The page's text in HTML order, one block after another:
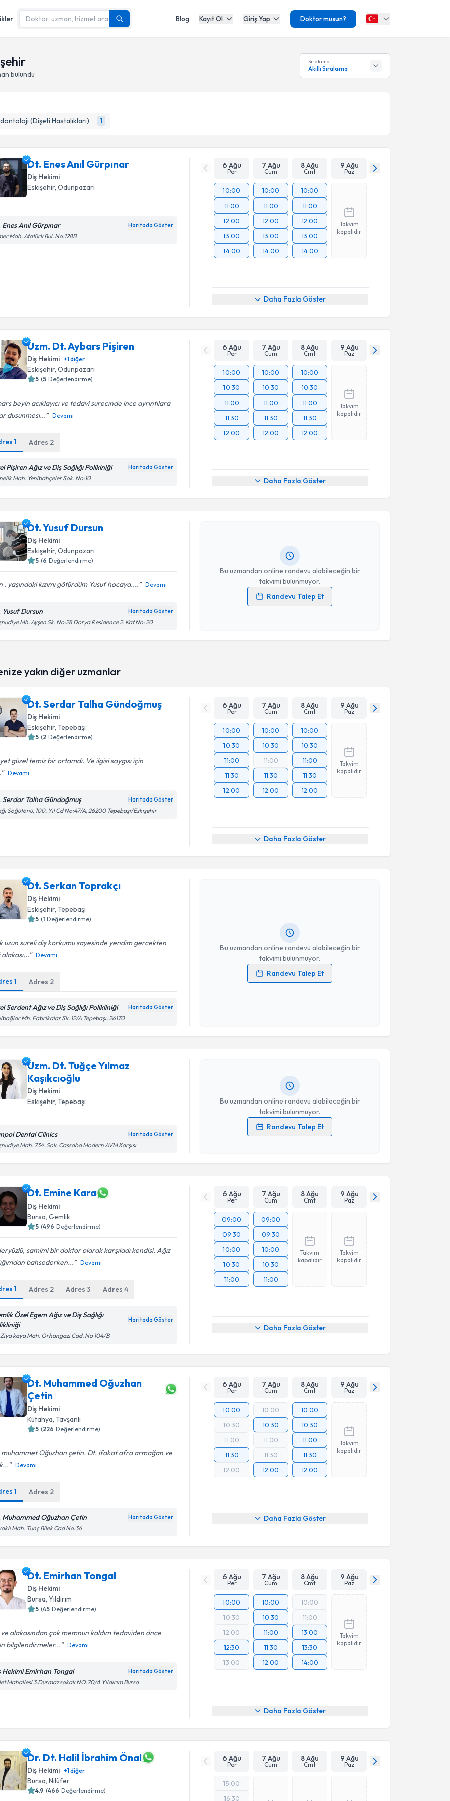
Blog Kayıt Ol Giriş Yap Doktor musun?
bulundu
Sıralama
Akıllı Sıralama
(Dişeti Hastalıkları) 1
Dt. Enes Anıl Gürpınar
Diş Hekimi
Eskişehir, Odunpazarı
Enes Anıl Gürpınar Haritada Göster
Mah. Atatürk Bul. No:128B
6 Ağu
Per
7 Ağu
Cum
8 Ağu
Cmt
9 Ağu
Paz
10:00
11:00
12:00
13:00
14:00
10:00
11:00
12:00
13:00
14:00
10:00
11:00
12:00
13:00
14:00
Takvim
kapalıdır
Daha Fazla Göster
Uzm. Dt. Aybars Pişiren
Diş Hekimi +1diğer
Eskişehir, Odunpazarı
5 (5 Değerlendirme)
beyin acıklayıcı ve tedavi surecınde ince ayrıntılara
dusunmesı...
Devamı
1 Adres 2
Pişiren Ağız ve Diş Sağlığı Polikiniği Haritada Göster
Mah. Yenibahçeler Sok. No:10
6 Ağu
Per
7 Ağu
Cum
8 Ağu
Cmt
9 Ağu
Paz
10:00
10:30
11:00
11:30
12:00
10:00
10:30
11:00
11:30
12:00
10:00
10:30
11:00
11:30
12:00
Takvim
kapalıdır
Daha Fazla Göster
Dt. Yusuf Dursun
Diş Hekimi
Eskişehir, Odunpazarı
5 (6 Değerlendirme)
. yaşındaki kızımı götürdüm Yusuf hocaya.... Devamı
Yusuf Dursun Haritada Göster
Mh. Ayşen Sk. No:28 Dorya Residence 2. Kat No: 20
Bu uzmandan online randevu alabileceğin bir
takvimi bulunmuyor.
Randevu Talep Et
Randevu Takvimi Talebi
Kişisel verilerimin işlenmesine ilişkinAydınlatma Metni
yakın diğer uzmanlar
Dt. Serdar Talha Gündoğmuş
Diş Hekimi
Eskişehir, Tepebaşı
5 (2 Değerlendirme)
güzel temiz bir ortamdı. Ve ilgisi saygısı için
Devamı
Serdar Talha Gündoğmuş Haritada Göster
Söğütönü, 100. Yıl Cd No:47/A, 26200 Tepebaşı/Eskişehir
6 Ağu
Per
7 Ağu
Cum
8 Ağu
Cmt
9 Ağu
Paz
10:00
10:30
11:00
11:30
12:00
10:00
10:30
11:00
11:30
12:00
10:00
10:30
11:00
11:30
12:00
Takvim
kapalıdır
Daha Fazla Göster
Dt. Serkan Toprakçı
Diş Hekimi
Eskişehir, Tepebaşı
5 (1 Değerlendirme)
uzun sureli diş korkumu sayesinde yendim gercekten
Devamı
1 Adres 2
Serdent Ağız ve Diş Sağlığı Polikliniği Haritada Göster
Mh. Fabrikalar Sk. 12/A Tepebaşı, 26170
Bu uzmandan online randevu alabileceğin bir
takvimi bulunmuyor.
Randevu Talep Et
Kişisel verilerimin işlenmesine ilişkinAydınlatma Metni
Takvim Talebini Gönder
Uzm. Dt. Tuğçe Yılmaz
Kaşıkcıoğlu
Diş Hekimi
Eskişehir, Tepebaşı
Dental Clinics Haritada Göster
Mah. 734. Sok. Cassaba Modern AVM Karşısı
Bu uzmandan online randevu alabileceğin bir
takvimi bulunmuyor.
Randevu Talep Et
Uzm. Dt. Tuğçe Yılmaz Kaşıkcıoğluiçin randevu takvimi talebi
oluşturun. Size bu uzmandan randevu almanız için bir takvim
Kişisel verilerimin işlenmesine ilişkinAydınlatma Metni
Dt. Emine Kara
Diş Hekimi
Bursa , Gemlik
5 (496 Değerlendirme)
samimi bir doktor olarak karşıladı kendisi. Ağız
bahsederken...
Devamı
1 Adres 2 Adres3 Adres4
Özel Egem Ağız ve Diş Sağlığı
Haritada Göster
kaya Mah. Orhangazi Cad. No 104/B
6 Ağu
Per
7 Ağu
Cum
8 Ağu
Cmt
9 Ağu
Paz
09:00
09:30
10:00
10:30
11:00
09:00
09:30
10:00
10:30
11:00
Takvim
kapalıdır
Takvim
kapalıdır
Daha Fazla Göster
Dt. Muhammed Oğuzhan
Çetin
Diş Hekimi
Kütahya , Tavşanlı
5 (226 Değerlendirme)
Oğuzhan çetin. Dt. ifakat afra armağan ve
Devamı
1 Adres 2
Muhammed Oğuzhan Çetin Haritada Göster
Mah. Tunç Bilek Cad No:36
6 Ağu
Per
7 Ağu
Cum
8 Ağu
Cmt
9 Ağu
Paz
10:00
10:30
11:00
11:30
12:00
10:00
10:30
11:00
11:30
12:00
10:00
10:30
11:00
11:30
12:00
Takvim
kapalıdır
Daha Fazla Göster
Dt. Emirhan Tongal
Diş Hekimi
Bursa , Yıldırım
5 (45 Değerlendirme)
alakasından çok memnun kaldım tedaviden önce
bilgilendirmeler...
Devamı
Hekimi Emirhan Tongal Haritada Göster
Mahallesi 3.Durmaz sokak NO:70/A Yıldırım Bursa
6 Ağu
Per
7 Ağu
Cum
8 Ağu
Cmt
9 Ağu
Paz
10:00
10:30
12:00
12:30
13:00
10:00
10:30
11:00
11:30
12:00
10:00
11:00
13:00
13:30
14:00
Takvim
kapalıdır
Daha Fazla Göster
Dr. Dt. Halil İbrahim Önal
Diş Hekimi +1diğer
Bursa, Nilüfer
4.9 (466 Değerlendirme)
6 Ağu
Per
7 Ağu
Cum
8 Ağu
Cmt
9 Ağu
Paz
15:00
16:30